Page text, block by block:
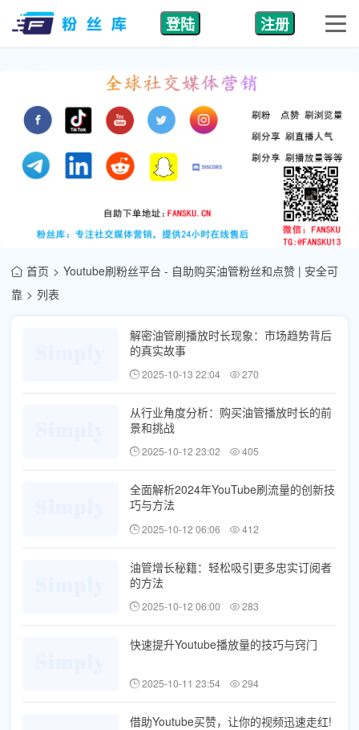
登陆 注册
首页
Youtube刷粉丝平台 - 自助购买油管粉丝和点赞 | 安全可
靠
列表
解密油管刷播放时长现象：市场趋势背后
的真实故事
2025-10-13 22:04 270
从行业角度分析：购买油管播放时长的前
景和挑战
2025-10-12 23:02 405
全面解析2024年YouTube刷流量的创新技
巧与方法
2025-10-12 06:06 412
油管增长秘籍：轻松吸引更多忠实订阅者
的方法
2025-10-12 06:00 283
快速提升Youtube播放量的技巧与窍门
2025-10-11 23:54 294
借助Youtube买赞，让你的视频迅速走红!